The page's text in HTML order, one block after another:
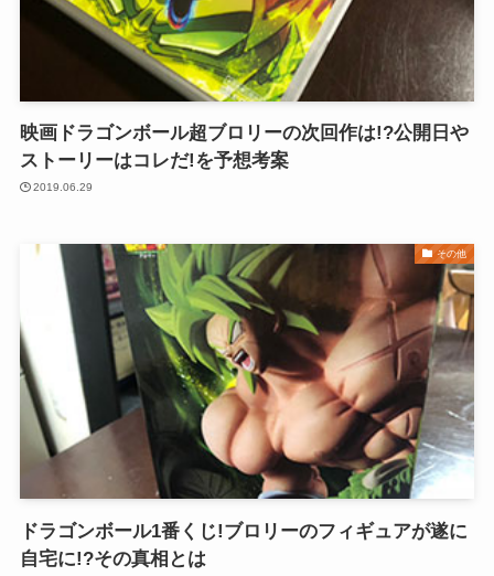
映画ドラゴンボール超ブロリーの次回作は!?公開日や
ストーリーはコレだ!を予想考案
2019.06.29
その他
ドラゴンボール1番くじ!ブロリーのフィギュアが遂に
自宅に!?その真相とは